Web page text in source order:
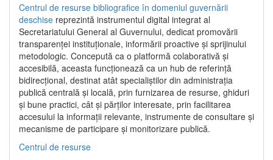
Centrul de resurse bibliografice în domeniul guvernării
deschise reprezintă instrumentul digital integrat al
Secretariatului General al Guvernului, dedicat promovării
transparenței instituționale, informării proactive și sprijinului
metodologic. Concepută ca o platformă colaborativă și
accesibilă, aceasta funcționează ca un hub de referință
bidirecțional, destinat atât specialiștilor din administrația
publică centrală și locală, prin furnizarea de resurse, ghiduri
și bune practici, cât și părților interesate, prin facilitarea
accesului la informații relevante, instrumente de consultare și
mecanisme de participare și monitorizare publică.
Centrul de resurse